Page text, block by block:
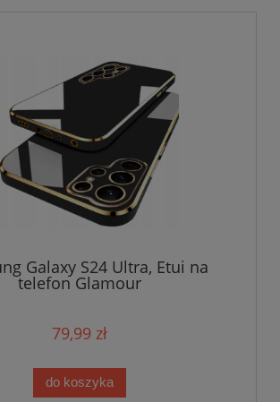
Galaxy S24 Ultra, Etui na
telefon Glamour
79,99 zł
do koszyka